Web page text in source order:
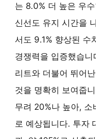
는 8.0% 더 높은 우
신선도 유지 시간을
서도 9.1% 향상된 수
경쟁력을 입증했습
리트와 더불어 뛰어
것을 명확히 보여줍
무려 20%나 높아, 소
로 예상됩니다. 투자